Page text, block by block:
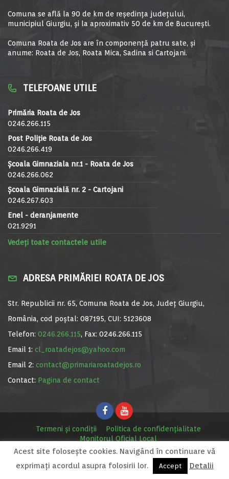
Comuna se află la 90 de km de reşedinţa judeţului,
municipiul Giurgiu, şi la aproximativ 50 de km de Bucureşti.
Comuna Roata de Jos are în componență patru sate, și
anume: Roata de Jos, Roata Mica, Sadina si Cartojani.
TELEFOANE UTILE
Primăria Roata de Jos
0246.266.115
Post Poliție Roata de Jos
0246.266.419
Școala Gimnaziala nr.1 - Roata de Jos
0246.266.062
Școala Gimnazială nr. 2 - Cartojani
0246.267.603
Enel - deranjamente
021.9291
Vedeți toate contactele utile
ADRESA PRIMĂRIEI ROATA DE JOS
Str. Republicii nr. 65, Comuna Roata de Jos, Județ Giurgiu,
România, cod poștal: 087195, CUI: 5123608
Telefon: 0246.266.115, Fax: 0246.266.115
Email 1: cl_roatadejos@yahoo.com
Email 2: contact@primariaroatadejos.ro
Contact: Pagina de contact
Termeni și condiții
Politica de confidențialitate
Monitorul Oficial Local
© Primăria Roata de Jos, 2020. Site realizat de MediaDigi.ro
Acest site foloseşte cookies. Navigând în continuare vă
exprimaţi acordul asupra folosirii lor.
Accept Detalii